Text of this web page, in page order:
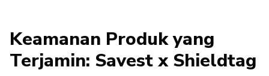
Keamanan Produk yang
Terjamin: Savest x Shieldtag